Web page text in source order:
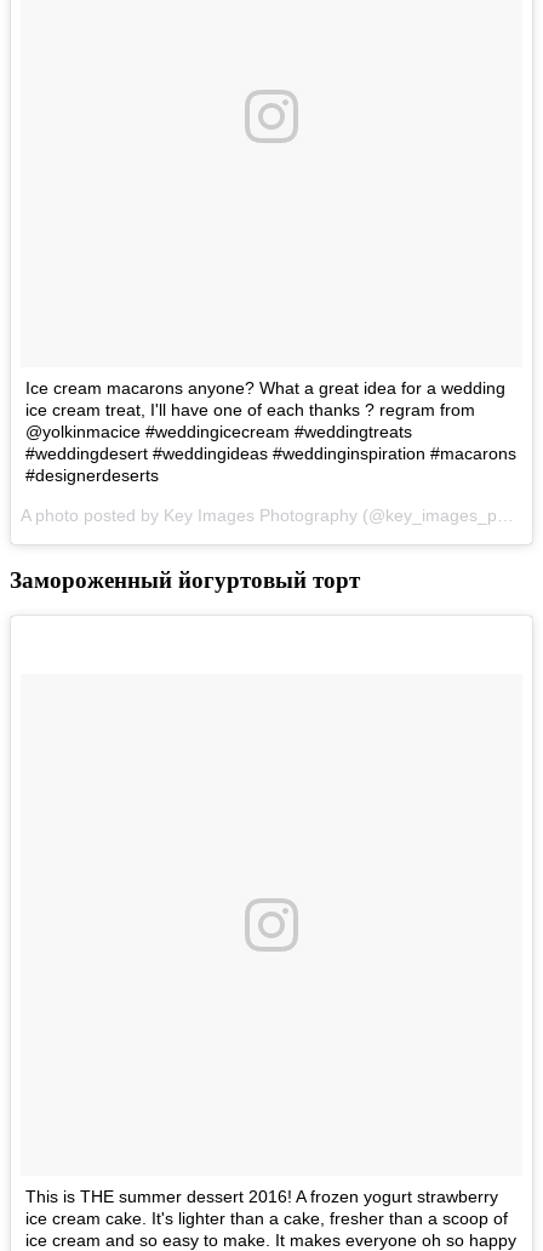
Ice cream macarons anyone? What a great idea for a wedding
ice cream treat, I'll have one of each thanks ? regram from
@yolkinmacice #weddingicecream #weddingtreats
#weddingdesert #weddingideas #weddinginspiration #macarons
#designerdeserts
Замороженный йогуртовый торт
This is THE summer dessert 2016! A frozen yogurt strawberry
ice cream cake. It's lighter than a cake, fresher than a scoop of
ice cream and so easy to make. It makes everyone oh so happy